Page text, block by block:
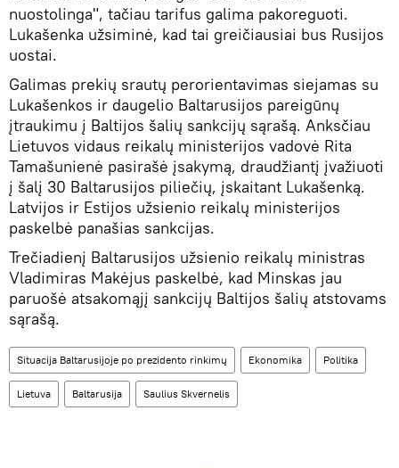
nuostolinga", tačiau tarifus galima pakoreguoti.
Lukašenka užsiminė, kad tai greičiausiai bus Rusijos
uostai.
Galimas prekių srautų perorientavimas siejamas su
Lukašenkos ir daugelio Baltarusijos pareigūnų
įtraukimu į Baltijos šalių sankcijų sąrašą. Anksčiau
Lietuvos vidaus reikalų ministerijos vadovė Rita
Tamašunienė pasirašė įsakymą, draudžiantį įvažiuoti
į šalį 30 Baltarusijos piliečių, įskaitant Lukašenką.
Latvijos ir Estijos užsienio reikalų ministerijos
paskelbė panašias sankcijas.
Trečiadienį Baltarusijos užsienio reikalų ministras
Vladimiras Makėjus paskelbė, kad Minskas jau
paruošė atsakomąjį sankcijų Baltijos šalių atstovams
sąrašą.
Situacija Baltarusijoje po prezidento rinkimų Ekonomika Politika
Lietuva Baltarusija Saulius Skvernelis